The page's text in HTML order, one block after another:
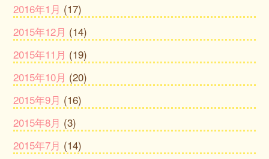
2016年1月 (17)
2015年12月 (14)
2015年11月 (19)
2015年10月 (20)
2015年9月 (16)
2015年8月 (3)
2015年7月 (14)